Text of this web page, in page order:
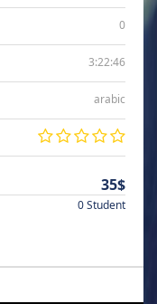
0
3:22:46
arabic
35$
0 Student